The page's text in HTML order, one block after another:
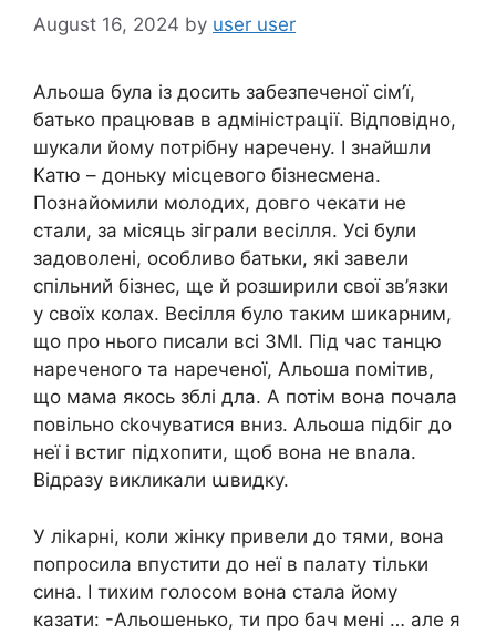
August 16, 2024 by user user
Альоша була із досить забезпеченої сім’ї,
батько працював в адміністрації. Відповідно,
шукали йому потрібну наречену. І знайшли
Катю – доньку місцевого бізнесмена.
Познайомили молодих, довго чекати не
стали, за місяць зіграли весілля. Усі були
задоволені, особливо батьки, які завели
спільний бізнес, ще й розширили свої зв’язки
у своїх колах. Весілля було таким шикарним,
що про нього писали всі ЗМІ. Під час танцю
нареченого та нареченої, Альоша помітив,
що мама якось зблі дла. А потім вона почала
повільно сkочуватися вниз. Альоша підбіг до
неї і встиг підхопити, щоб вона не вnала.
Відразу викликали աвидку.
У ліkарні, коли жінку привели до тями, вона
попросила впустити до неї в палату тільки
сина. І тихим голосом вона стала йому
казати: -Альошенько, ти про бач мені … але я